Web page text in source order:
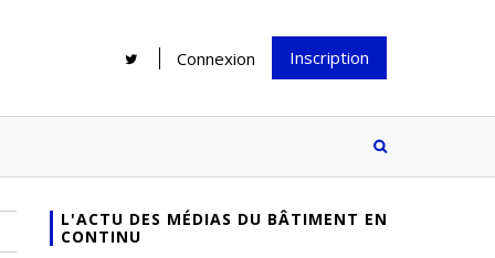
Connexion Inscription
Rénover une salle de bains : gagner
L'ACTU DES MÉDIAS DU BÂTIMENT EN
CONTINU